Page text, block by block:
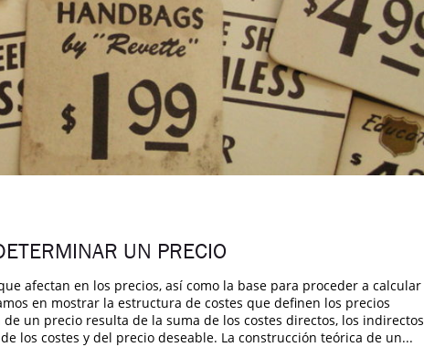
UN PRECIO
afectan en los precios, así como la base para proceder a calcular
en mostrar la estructura de costes que definen los precios
un precio resulta de la suma de los costes directos, los indirectos
los costes y del precio deseable. La construcción teórica de un...